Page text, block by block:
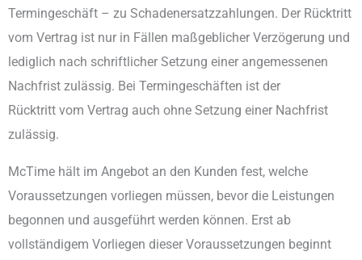
Termingeschäft – zu Schadenersatzzahlungen. Der Rücktritt
vom Vertrag ist nur in Fällen maßgeblicher Verzögerung und
lediglich nach schriftlicher Setzung einer angemessenen
Nachfrist zulässig. Bei Termingeschäften ist der
Rücktritt vom Vertrag auch ohne Setzung einer Nachfrist
zulässig.
McTime hält im Angebot an den Kunden fest, welche
Voraussetzungen vorliegen müssen, bevor die Leistungen
begonnen und ausgeführt werden können. Erst ab
vollständigem Vorliegen dieser Voraussetzungen beginnt